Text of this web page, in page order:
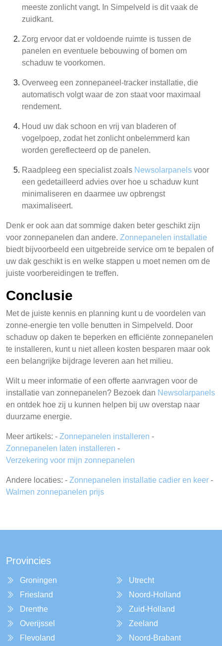
meeste zonlicht vangt. In Simpelveld is dit vaak de
zuidkant.
Zorg ervoor dat er voldoende ruimte is tussen de
panelen en eventuele bebouwing of bomen om
schaduw te voorkomen.
Overweeg een zonnepaneel-tracker installatie, die
automatisch volgt waar de zon staat voor maximaal
rendement.
Houd uw dak schoon en vrij van bladeren of
vogelpoep, zodat het zonlicht onbelemmerd kan
worden gereflecteerd op de panelen.
Raadpleeg een specialist zoals Newsolarpanels voor
een gedetailleerd advies over hoe u schaduw kunt
minimaliseren en daarmee uw opbrengst
maximaliseert.
Denk er ook aan dat sommige daken beter geschikt zijn
voor zonnepanelen dan andere. Zonnepanelen installatie
biedt bijvoorbeeld een uitgebreide service om te bepalen of
uw dak geschikt is en welke stappen u moet nemen om de
juiste voorbereidingen te treffen.
Conclusie
Met de juiste kennis en planning kunt u de voordelen van
zonne-energie ten volle benutten in Simpelveld. Door
schaduw op daken te beperken en efficiënte zonnepanelen
te installeren, kunt u niet alleen kosten besparen maar ook
een belangrijke bijdrage leveren aan het milieu.
Wilt u meer informatie of een offerte aanvragen voor de
installatie van zonnepanelen? Bezoek dan Newsolarpanels
en ontdek hoe zij u kunnen helpen bij uw overstap naar
duurzame energie.
Meer artikels: - Zonnepanelen installeren -
Zonnepanelen laten installeren -
Verzekering voor mijn zonnepanelen
Andere locaties: - Zonnepanelen installatie cadier en keer -
Walmen zonnepanelen prijs
Provincies
Groningen
Friesland
Drenthe
Overijssel
Flevoland
Utrecht
Noord-Holland
Zuid-Holland
Zeeland
Noord-Brabant